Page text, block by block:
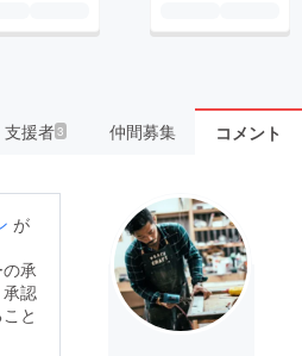
支援者3 仲間募集 コメント
が
承
認
と